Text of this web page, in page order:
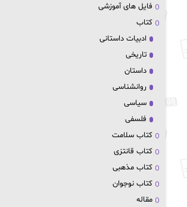
فایل های آموزشی
کتاب
ادبیات داستانی
تاریخی
داستان
روانشناسی
سیاسی
فلسفی
کتاب سلامت
کتاب قانتزی
کتاب مذهبی
کتاب نوجوان
مقاله